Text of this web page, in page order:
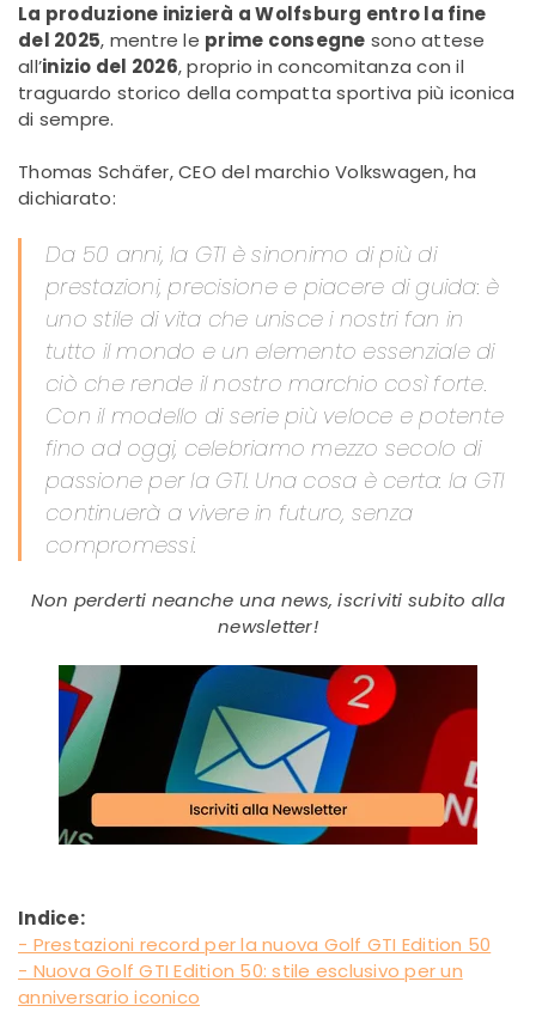
La produzione inizierà a Wolfsburg entro la fine
del 2025, mentre le prime consegne sono attese
all’inizio del 2026, proprio in concomitanza con il
traguardo storico della compatta sportiva più iconica
di sempre.
Thomas Schäfer, CEO del marchio Volkswagen, ha
dichiarato:
Da 50 anni, la GTI è sinonimo di più di
prestazioni, precisione e piacere di guida: è
uno stile di vita che unisce i nostri fan in
tutto il mondo e un elemento essenziale di
ciò che rende il nostro marchio così forte.
Con il modello di serie più veloce e potente
fino ad oggi, celebriamo mezzo secolo di
passione per la GTI. Una cosa è certa: la GTI
continuerà a vivere in futuro, senza
compromessi.
Non perderti neanche una news, iscriviti subito alla
newsletter!
Indice:
- Prestazioni record per la nuova Golf GTI Edition 50
- Nuova Golf GTI Edition 50: stile esclusivo per un
anniversario iconico